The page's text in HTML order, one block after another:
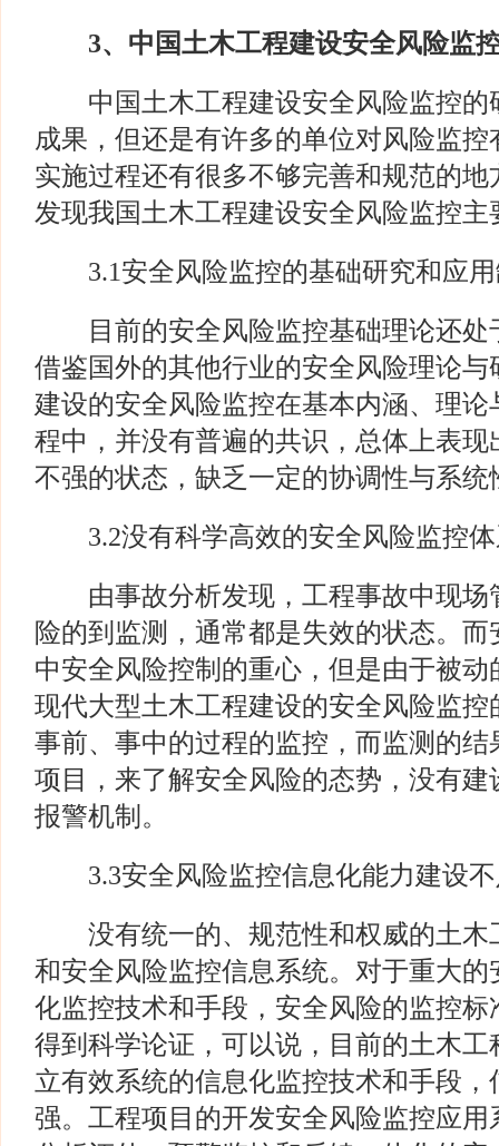
3、中国土木工程建设安全风险监
中国土木工程建设安全风险监控的
成果，但还是有许多的单位对风险监
实施过程还有很多不够完善和规范的
发现我国土木工程建设安全风险监控
3.1安全风险监控的基础研究和应用
目前的安全风险监控基础理论还处
借鉴国外的其他行业的安全风险理论
建设的安全风险监控在基本内涵、理
程中，并没有普遍的共识，总体上表
不强的状态，缺乏一定的协调性与系统
3.2没有科学高效的安全风险监控体
由事故分析发现，工程事故中现场
险的到监测，通常都是失效的状态。
中安全风险控制的重心，但是由于被
现代大型土木工程建设的安全风险监
事前、事中的过程的监控，而监测的
项目，来了解安全风险的态势，没有
报警机制。
3.3安全风险监控信息化能力建设不
没有统一的、规范性和权威的土木
和安全风险监控信息系统。对于重大
化监控技术和手段，安全风险的监控
得到科学论证，可以说，目前的土木
立有效系统的信息化监控技术和手段
强。工程项目的开发安全风险监控应